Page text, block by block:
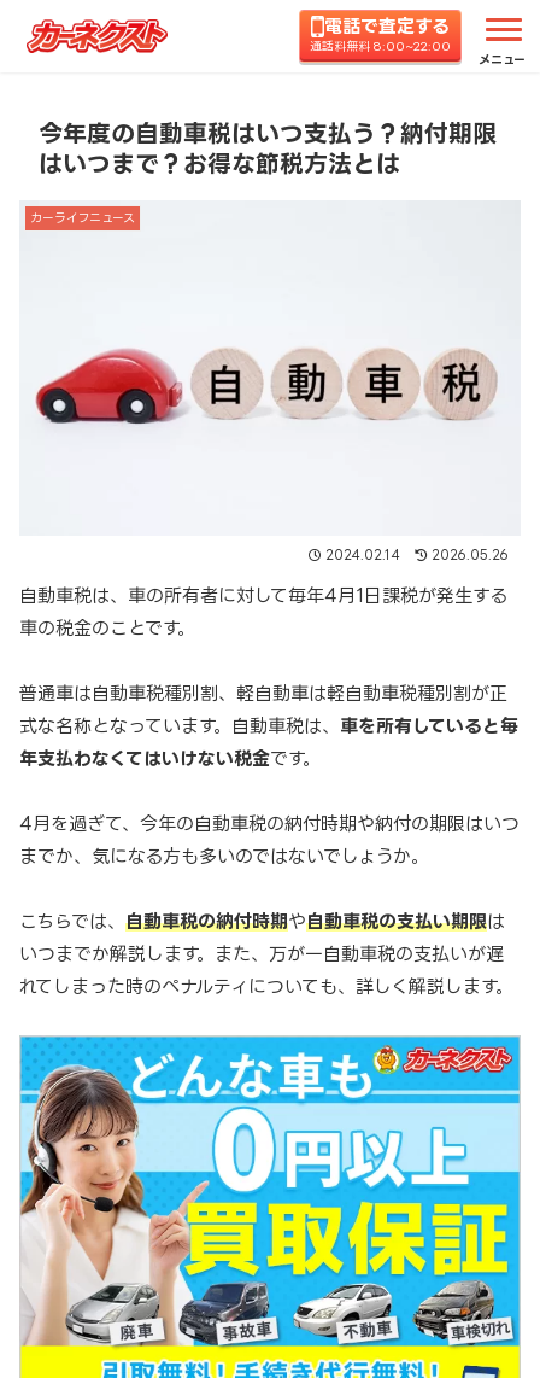
電話で査定する
通話料無料 8:00~22:00
メニュー
ホーム コラムTOP カーライフニュース 今年度
今年度の自動車税はいつ支払う？納付期限
はいつまで？お得な節税方法とは
カーライフニュース
2024.02.14 2026.05.26
自動車税は、車の所有者に対して毎年4月1日課税が発生する
車の税金のことです。
普通車は自動車税種別割、軽自動車は軽自動車税種別割が正
式な名称となっています。自動車税は、 車を所有していると毎
年支払わなくてはいけない税金です。
4月を過ぎて、今年の自動車税の納付時期や納付の期限はいつ
までか、気になる方も多いのではないでしょうか。
こちらでは、 自動車税の納付時期や自動車税の支払い期限は
いつまでか解説します。また、万が一自動車税の支払いが遅
れてしまった時のペナルティについても、詳しく解説します。